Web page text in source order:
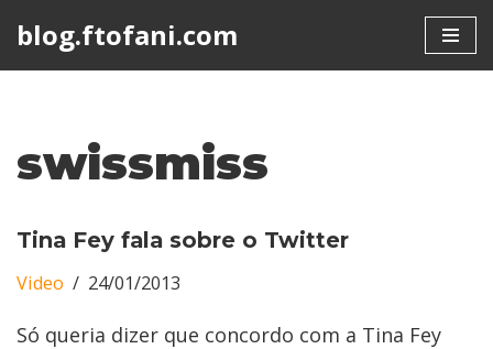
blog.ftofani.com
swissmiss
Tina Fey fala sobre o Twitter
Video 24/01/2013
Só queria dizer que concordo com a Tina Fey